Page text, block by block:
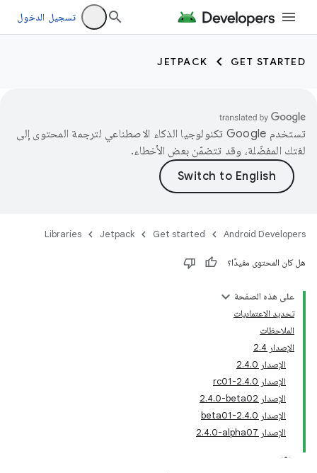
تسجيل الدخول
GET STARTED
JETPACK
تستخدم Google تكنولوجيا الذكاء الاصطناعي لترجمة المحتوى إلى
لغتك المفضّلة، وقد تتضمّن بعض الأخطاء.
Android Developers
Get started
Jetpack
Libraries
هل كان المحتوى مفيدًا؟
على هذه الصفحة
تحديد الاعتماديات
الملاحظات
الإصدار 2.4
الإصدار 2.4.0
الإصدار 2.4.0-rc01
الإصدار ‎2.4.0-beta02
الإصدار 2.4.0-beta01
الإصدار ‎2.4.0-alpha07